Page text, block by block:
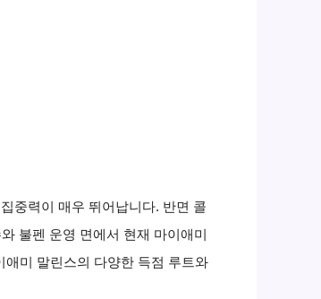
중력이 매우 뛰어납니다. 반면 콜
불펜 운영 면에서 현재 마이애미
미 말린스의 다양한 득점 루트와